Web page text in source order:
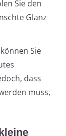
Sie den
Glanz
Sie
dass
muss,